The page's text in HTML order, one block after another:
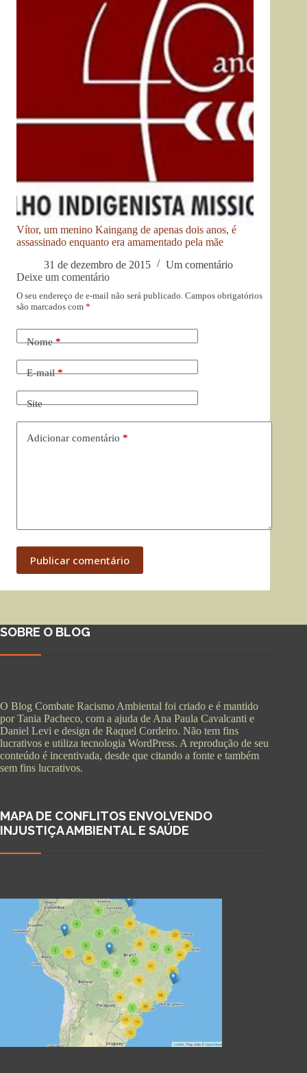
Vítor, um menino Kaingang de apenas dois anos, é
assassinado enquanto era amamentado pela mãe
31 de dezembro de 2015
Um comentário
Deixe um comentário
O seu endereço de e-mail não será publicado. Campos obrigatórios
são marcados com *
Nome*
E-mail*
Site
Adicionar comentário *
Publicar comentário
SOBRE O BLOG
O Blog Combate Racismo Ambiental foi criado e é mantido
por Tania Pacheco, com a ajuda de Ana Paula Cavalcanti e
Daniel Levi e design de Raquel Cordeiro. Não tem fins
lucrativos e utiliza tecnologia WordPress. A reprodução de seu
conteúdo é incentivada, desde que citando a fonte e também
sem fins lucrativos.
MAPA DE CONFLITOS ENVOLVENDO
INJUSTIÇA AMBIENTAL E SAÚDE